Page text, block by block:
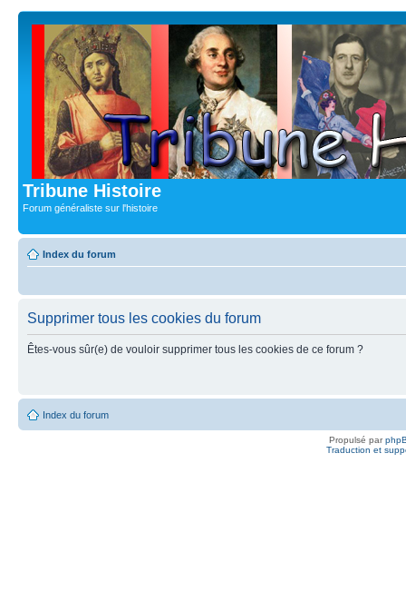
Tribune Histoire
Forum généraliste sur l'histoire
Index du forum
Supprimer tous les cookies du forum
Êtes-vous sûr(e) de vouloir supprimer tous les cookies de ce forum ?
Index du forum
Propulsé par
Traduction et